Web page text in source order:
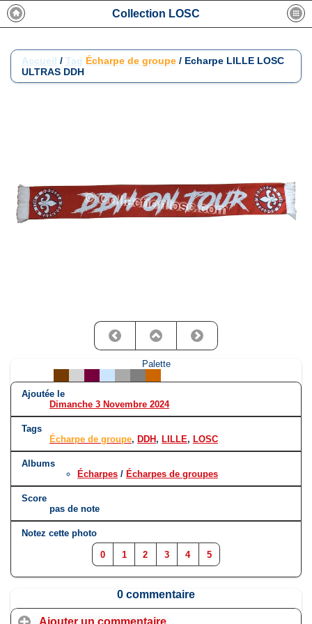
Collection LOSC
Accueil / Tag Écharpe de groupe / Echarpe LILLE LOSC
ULTRAS DDH
Palette
Ajoutée le
Dimanche 3 Novembre 2024
Tags
Écharpe de groupe, DDH, LILLE, LOSC
Albums
Écharpes / Écharpes de groupes
Score
pas de note
Notez cette photo
0 1 2 3 4 5
0 commentaire